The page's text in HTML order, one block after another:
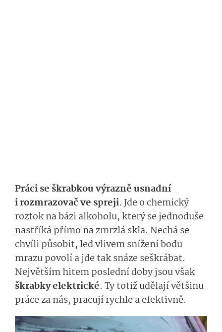
Práci se škrabkou výrazně usnadní
i rozmrazovač ve spreji. Jde o chemický
roztok na bázi alkoholu, který se jednoduše
nastříká přímo na zmrzlá skla. Nechá se
chvíli působit, led vlivem snížení bodu
mrazu povolí a jde tak snáze seškrábat.
Největším hitem poslední doby jsou však
škrabky elektrické. Ty totiž udělají většinu
práce za nás, pracují rychle a efektivně.